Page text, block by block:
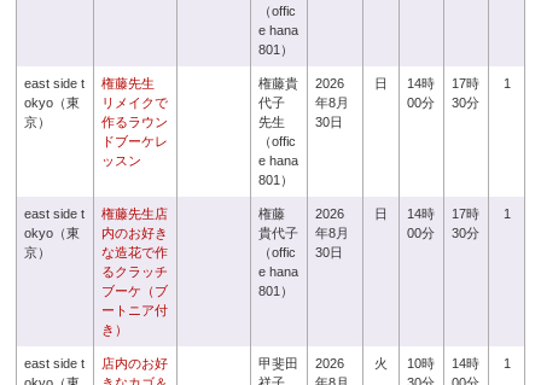
（offic
e hana
801）
east side t
okyo（東
京）
権藤先生
リメイクで
作るラウン
ドブーケレ
ッスン
権藤貴
代子
先生
（offic
e hana
801）
2026
年8月
30日
日
14時
00分
17時
30分
1
east side t
okyo（東
京）
権藤先生店
内のお好き
な造花で作
るクラッチ
ブーケ（ブ
ートニア付
き）
権藤
貴代子
（offic
e hana
801）
2026
年8月
30日
日
14時
00分
17時
30分
1
east side t
店内のお好
甲斐田
2026
火
10時
14時
1